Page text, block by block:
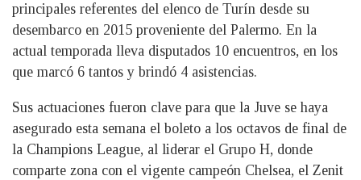
principales referentes del elenco de Turín desde su
desembarco en 2015 proveniente del Palermo. En la
actual temporada lleva disputados 10 encuentros, en los
que marcó 6 tantos y brindó 4 asistencias.
Sus actuaciones fueron clave para que la Juve se haya
asegurado esta semana el boleto a los octavos de final de
la Champions League, al liderar el Grupo H, donde
comparte zona con el vigente campeón Chelsea, el Zenit